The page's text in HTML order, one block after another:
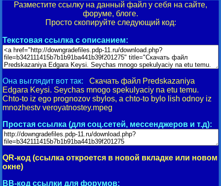
Разместите ссылку на данный файл у себя на сайте,
форуме, блоге.
Просто скопируйте следующий код:
Текстовая ссылка с описанием:
Она выглядит вот так: Скачать файл Predskazaniya
Edgara Keysi. Seychas mnogo spekulyaciy na etu temu.
Chto-to iz ego prognozov sbylos, a chto-to bylo lish odnoy iz
mnozhestv veroyatnostey.mpeg
Простая ссылка (для соц.сетей, мессенджеров и т.д):
QR-код (ссылка откроется в новой вкладке или новом
окне)
BB-код ссылки для форумов: